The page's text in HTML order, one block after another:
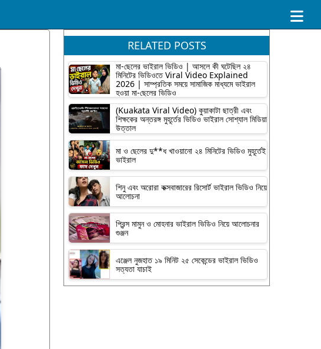
RELATED POSTS
মা-ছেলের ভাইরাল ভিডিও | আসলে কী ঘটেছিল ২৪
মিনিটের ভিডিওতে Viral Video Explained
2026 | সাম্প্রতিক সময়ে সামাজিক মাধ্যমে ভাইরাল
হওয়া মা-ছেলের ভিডিও
(Kuakata Viral Video) কুয়াকাটা ছাত্রী এবং
শিক্ষকের অন্তরঙ্গ মুহূর্তের ভিডিও ভাইরাল সোশ্যাল মিডিয়া
উত্তাল
মা ও ছেলের দু**ধ খাওয়ানো ২৪ মিনিটের ভিডিও মুহূর্তেই
ভাইরাল
শিনু এবং অরোরা কক্সবাজারের রিসোর্ট ভাইরাল ভিডিও নিয়ে
আলোচনা
প্রিন্স মামুন ও মোহনার ভাইরাল ভিডিও নিয়ে আলোচনার
গুঞ্জন
এঞ্জেল নুজহাত ১৯ মিনিট ২৫ সেকেন্ডের ভাইরাল ভিডিও
সত্যতা যাচাই